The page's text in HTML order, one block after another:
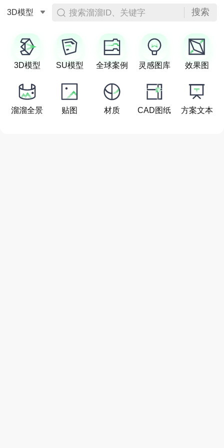
3D模型 搜索溜溜ID、关键字 搜索
3D模型 SU模型 全球案例 灵感图库 效果图
溜溜全景 贴图 材质 CAD图纸 方案文本